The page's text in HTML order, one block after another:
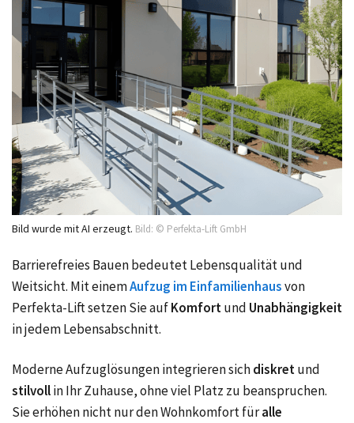
Bild wurde mit AI erzeugt. Bild: © Perfekta-Lift GmbH
Barrierefreies Bauen bedeutet Lebensqualität und
Weitsicht. Mit einemAufzug im Einfamilienhausvon
Perfekta-Lift setzen Sie aufKomfortund Unabhängigkeit
in jedem Lebensabschnitt.
Moderne Aufzuglösungen integrieren sichdiskretund
stilvollin Ihr Zuhause, ohne viel Platz zu beanspruchen.
Sie erhöhen nicht nur den Wohnkomfort füralle